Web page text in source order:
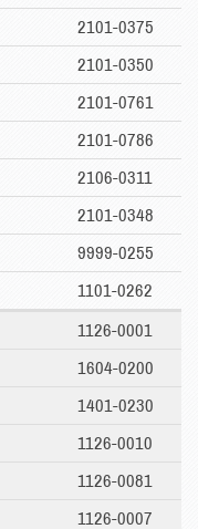
2101-0375
2101-0350
2101-0761
2101-0786
2106-0311
2101-0348
9999-0255
1101-0262
1126-0001
1604-0200
1401-0230
1126-0010
1126-0081
1126-0007